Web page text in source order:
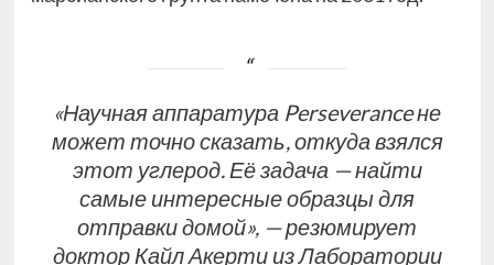
«Научная аппаратура Perseverance не
может точно сказать, откуда взялся
этот углерод. Её задача — найти
самые интересные образцы для
отправки домой», — резюмирует
доктор Кайл Акерти из Лаборатории